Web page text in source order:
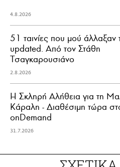
4.8.2026
51 ταινίες που μού άλλαξαν
updated. Aπό τον Στάθη
Τσαγκαρουσιάνο
2.8.2026
Η Σκληρή Αλήθεια για τη
Κάραλη - Διαθέσιμη τώρα
onDemand
31.7.2026